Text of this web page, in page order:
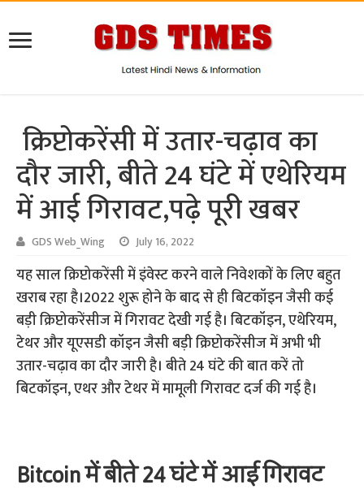
क्रिप्टोकरेंसी में उतार-चढ़ाव का
दौर जारी, बीते 24 घंटे में एथेरियम
में आई गिरावट,पढ़े पूरी खबर
GDS Web_Wing July 16, 2022
यह साल क्रिप्टोकरेंसी में इंवेस्ट करने वाले निवेशकों के लिए बहुत
खराब रहा है।2022 शुरू होने के बाद से ही बिटकॉइन जैसी कई
बड़ी क्रिप्टोकरेंसीज में गिरावट देखी गई है। बिटकॉइन, एथेरियम,
टेथर और यूएसडी कॉइन जैसी बड़ी क्रिप्टोकरेंसीज में अभी भी
उतार-चढ़ाव का दौर जारी है। बीते 24 घंटे की बात करें तो
बिटकॉइन, एथर और टेथर में मामूली गिरावट दर्ज की गई है।
Bitcoin में बीते 24 घंटे में आई गिरावट